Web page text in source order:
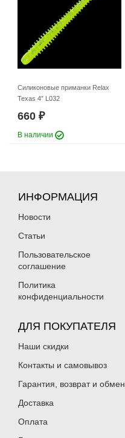
Силиконовые приманки Relax
Texas 4″ L032
660 ₽
В наличии
ИНФОРМАЦИЯ
Новости
Статьи
Пользовательское
соглашение
Политика
конфиденциальности
ДЛЯ ПОКУПАТЕЛЯ
Наши скидки
Контакты и самовывоз
Гарантия, возврат и обмен
Доставка
Оплата